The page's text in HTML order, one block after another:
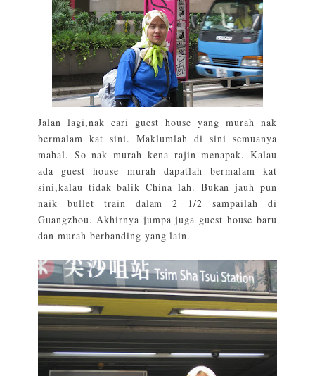
Jalan lagi,nak cari guest house yang murah nak
bermalam kat sini. Maklumlah di sini semuanya
mahal. So nak murah kena rajin menapak. Kalau
ada guest house murah dapatlah bermalam kat
sini,kalau tidak balik China lah. Bukan jauh pun
naik bullet train dalam 2 1/2 sampailah di
Guangzhou. Akhirnya jumpa juga guest house baru
dan murah berbanding yang lain.